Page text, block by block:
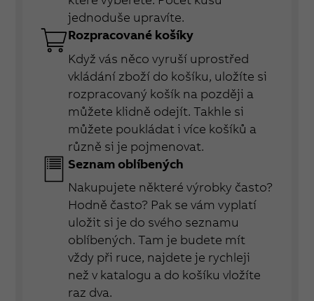
jednoduše upravíte.
Rozpracované košíky
Když vás něco vyruší uprostřed
vkládání zboží do košíku, uložíte si
rozpracovaný košík na později a
můžete klidně odejít. Takhle si
můžete poukládat i více košíků a
různě si je pojmenovat.
Seznam oblíbených
Nakupujete některé výrobky často?
Hodně často? Pak se vám vyplatí
uložit si je do svého seznamu
oblíbených. Tam je budete mít
vždy při ruce, najdete je rychleji
než v katalogu a do košíku vložíte
raz dva.